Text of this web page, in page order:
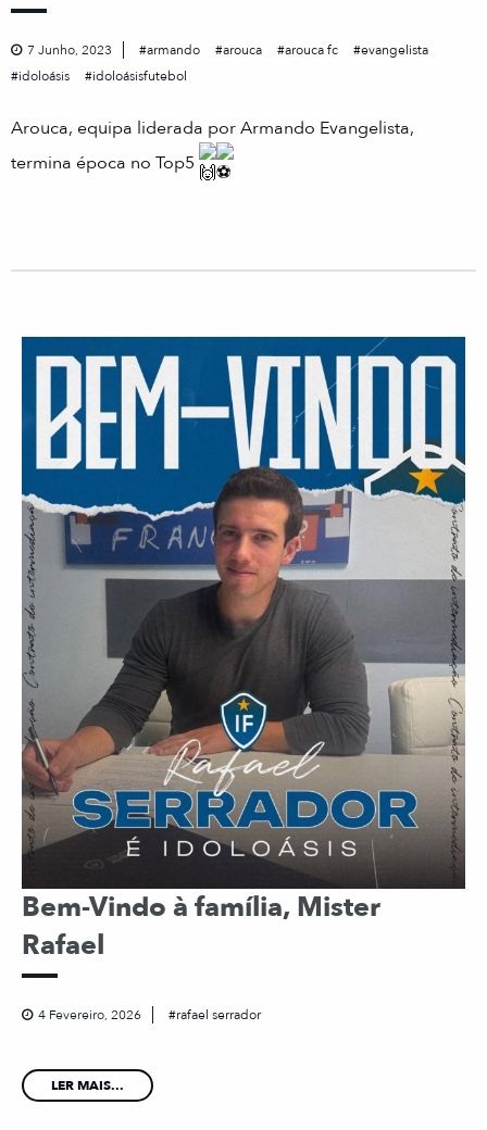
7 Junho, 2023 armando arouca arouca fc
evangelista
idoloásis
idoloásisfutebol
Arouca, equipa liderada por Armando Evangelista,
termina época no Top5
Bem-Vindo à família, Mister
Rafael
4 Fevereiro, 2026 rafael serrador
LER MAIS...